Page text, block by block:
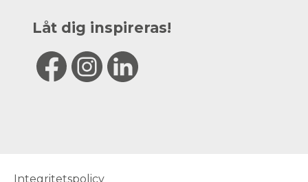
Låt dig inspireras!
Integritetspolicy